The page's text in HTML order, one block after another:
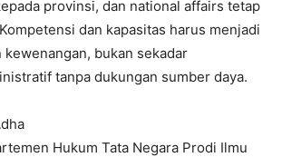
provinsi, dan national affairs tetap
dan kapasitas harus menjadi
kewenangan, bukan sekadar
tanpa dukungan sumber daya.
Hukum Tata Negara Prodi Ilmu